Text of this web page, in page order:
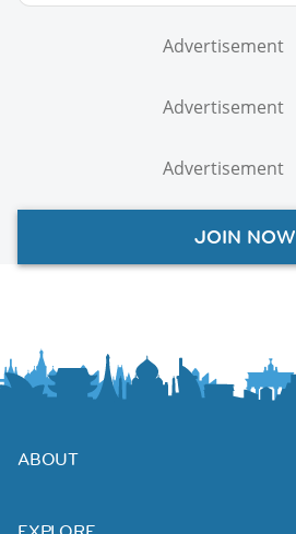
Advertisement
Advertisement
Advertisement
JOIN NOW
ABOUT